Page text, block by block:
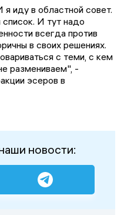
иду в областной совет.
список. И тут надо
всегда против
в своих решениях.
с теми, с кем
размениваем", -
эсеров в
новости: